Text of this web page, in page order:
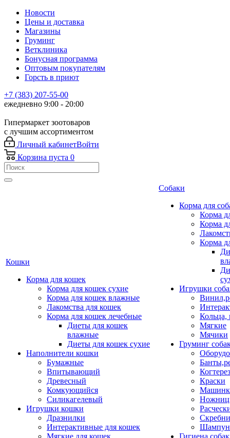
Новости
Цены и доставка
Магазины
Груминг
Ветклиника
Бонусная программа
Оптовым покупателям
Горсть в приют
+7 (383) 207-55-00
ежедневно 9:00 - 20:00
Гипермаркет зоотоваров
с лучшим ассортиментом
Личный кабинетВойти
Корзина пуста 0
Кошки
Корма для кошек
Корма для кошек сухие
Корма для кошек влажные
Лакомства для кошек
Корма для кошек лечебные
Диеты для кошек
влажные
Диеты для кошек сухие
Наполнители кошки
Бумажные
Впитывающий
Древесный
Комкующийся
Силикагелевый
Игрушки кошки
Дразнилки
Интерактивные для кошек
Мягкие для кошек
Собаки
Корма для
Корма
Корма
Корма
Игрушки
Кольца,
Мягкие
Мячики
Груминг
Краски
Гигиена